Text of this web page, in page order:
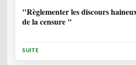
"Règlementer les discours
de la censure "
SUITE